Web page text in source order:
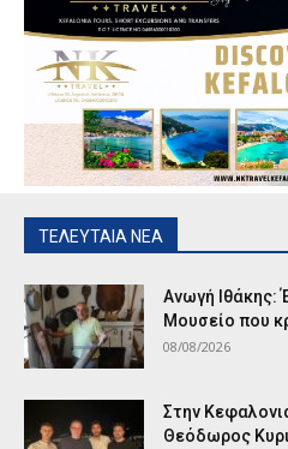
ΤΕΛΕΥΤΑΙΑ ΝΕΑ
Ανωγή Ιθάκης:
Μουσείο που
08/08/2026
Στην
Θεόδωρος